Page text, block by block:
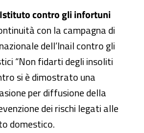
contro gli infortuni
con la campagna di
dell’Inail contro gli
“Non fidarti degli insoliti
si è dimostrato una
per diffusione della
dei rischi legati alle
domestico.